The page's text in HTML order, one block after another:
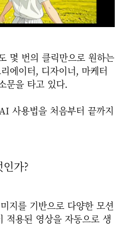
몇 번의 클릭만으로 원하는
에이터, 디자이너, 마케터
문을 타고 있다.
사용법을 처음부터 끝까지
가?
지를 기반으로 다양한 모션
적용된 영상을 자동으로 생